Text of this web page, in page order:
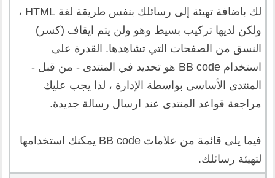
لك باضافة تهيئة إلى رسائلك بنفس طريقة لغة HTML ،
ولكن لديها تركيب بسيط وهو ولن يتم ايقاف (كسر)
النسق من الصفحات التي تشاهدها. القدرة على
استخدام BB code هو تحديد في المنتدى - من قبل -
المنتدى الأساسي بواسطة الإدارة ، لذا يجب عليك
مراجعة قواعد المنتدى عند ارسال رسالة جديدة.
فيما يلى قائمة من علامات BB code يمكنك استخدامها
لتهيئة رسائلك.